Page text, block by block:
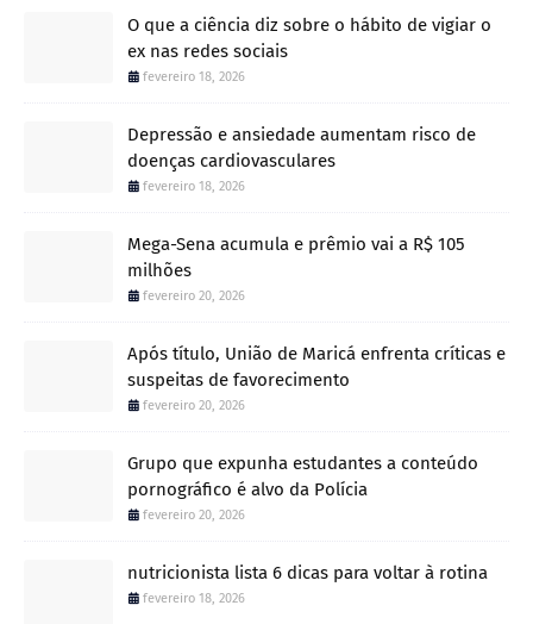
O que a ciência diz sobre o hábito de vigiar o
ex nas redes sociais
fevereiro 18, 2026
Depressão e ansiedade aumentam risco de
doenças cardiovasculares
fevereiro 18, 2026
Mega-Sena acumula e prêmio vai a R$ 105
milhões
fevereiro 20, 2026
Após título, União de Maricá enfrenta críticas e
suspeitas de favorecimento
fevereiro 20, 2026
Grupo que expunha estudantes a conteúdo
pornográfico é alvo da Polícia
fevereiro 20, 2026
nutricionista lista 6 dicas para voltar à rotina
fevereiro 18, 2026